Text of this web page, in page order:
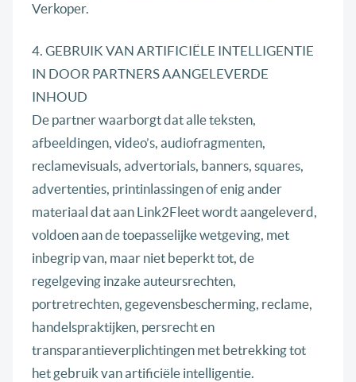
Verkoper.
4. GEBRUIK VAN ARTIFICIËLE INTELLIGENTIE
IN DOOR PARTNERS AANGELEVERDE
INHOUD
De partner waarborgt dat alle teksten,
afbeeldingen, video’s, audiofragmenten,
reclamevisuals, advertorials, banners, squares,
advertenties, printinlassingen of enig ander
materiaal dat aan Link2Fleet wordt aangeleverd,
voldoen aan de toepasselijke wetgeving, met
inbegrip van, maar niet beperkt tot, de
regelgeving inzake auteursrechten,
portretrechten, gegevensbescherming, reclame,
handelspraktijken, persrecht en
transparantieverplichtingen met betrekking tot
het gebruik van artificiële intelligentie.